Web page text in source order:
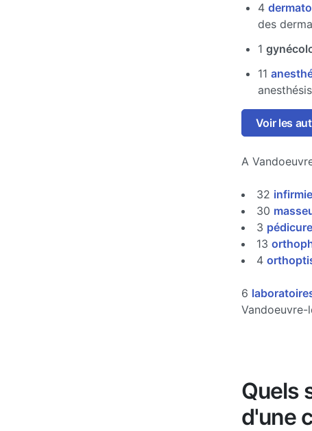
4
des
1
11
Voir les
A
32
30
3
13
4
6
Vandoeuvre-
Quels
d'une